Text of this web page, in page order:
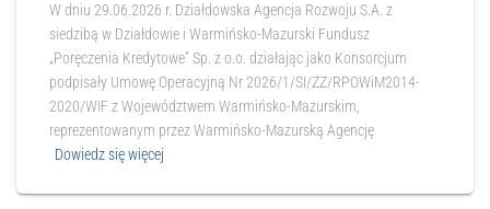
W dniu 29.06.2026 r. Działdowska Agencja Rozwoju S.A. z
siedzibą w Działdowie i Warmińsko-Mazurski Fundusz
„Poręczenia Kredytowe” Sp. z o.o. działając jako Konsorcjum
podpisały Umowę Operacyjną Nr 2026/1/SI/ZZ/RPOWiM2014-
2020/WIF z Województwem Warmińsko-Mazurskim,
reprezentowanym przez Warmińsko-Mazurską Agencję
Dowiedz się więcej